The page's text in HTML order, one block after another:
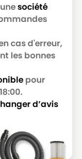
société
cas d'erreur,
les bonnes
pour
d’avis